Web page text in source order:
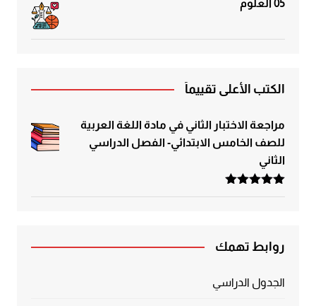
05 العلوم
الكتب الأعلى تقييماً
مراجعة الاختبار الثاني في مادة اللغة العربية
للصف الخامس الابتدائي- الفصل الدراسي
الثاني
تم التقييم
روابط تهمك
الجدول الدراسي